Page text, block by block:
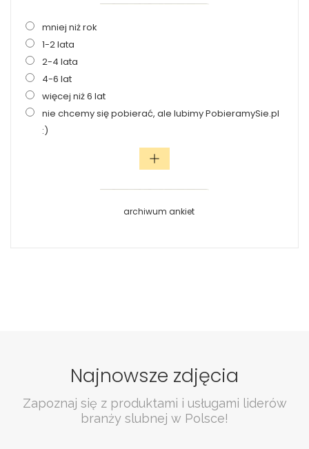
mniej niż rok
1-2 lata
2-4 lata
4-6 lat
więcej niż 6 lat
nie chcemy się pobierać, ale lubimy PobieramySie.pl
:)
archiwum ankiet
Najnowsze zdjęcia
Zapoznaj się z produktami i usługami liderów
branży slubnej w Polsce!